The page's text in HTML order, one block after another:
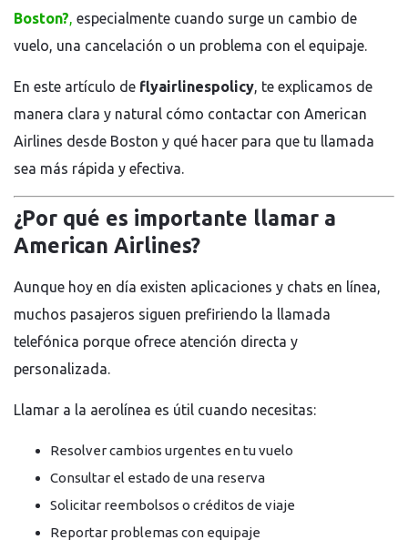
Boston?, especialmente cuando surge un cambio de
vuelo, una cancelación o un problema con el equipaje.
En este artículo de flyairlinespolicy, te explicamos de
manera clara y natural cómo contactar con American
Airlines desde Boston y qué hacer para que tu llamada
sea más rápida y efectiva.
¿Por qué es importante llamar a
American Airlines?
Aunque hoy en día existen aplicaciones y chats en línea,
muchos pasajeros siguen prefiriendo la llamada
telefónica porque ofrece atención directa y
personalizada.
Llamar a la aerolínea es útil cuando necesitas:
Resolver cambios urgentes en tu vuelo
Consultar el estado de una reserva
Solicitar reembolsos o créditos de viaje
Reportar problemas con equipaje